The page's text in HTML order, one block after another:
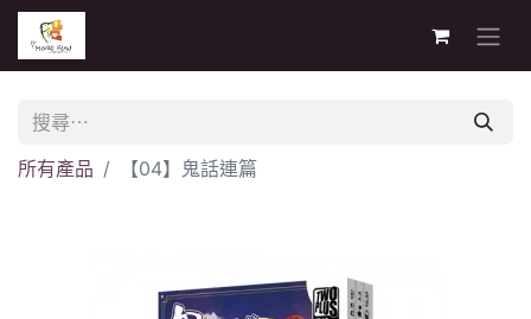
所有產品 【04】鬼話連篇